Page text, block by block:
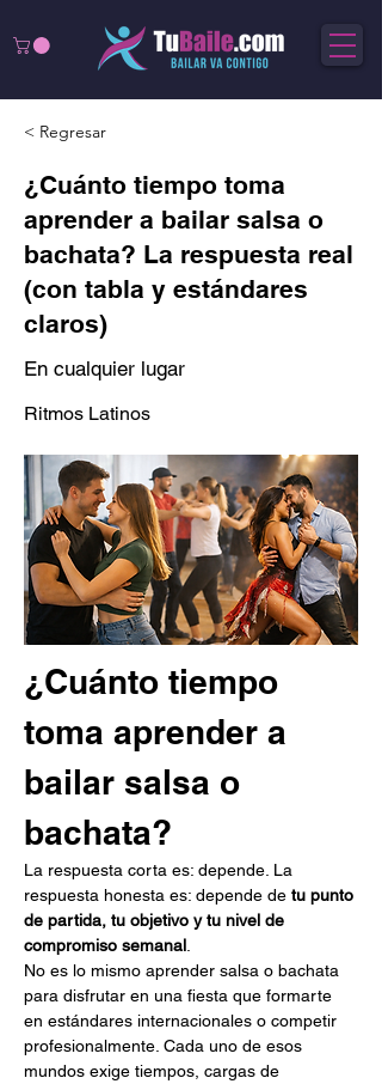
< Regresar
¿Cuánto tiempo toma
aprender a bailar salsa o
bachata? La respuesta real
(con tabla y estándares
claros)
En cualquier lugar
Ritmos Latinos
¿Cuánto tiempo
toma aprender a
bailar salsa o
bachata?
La respuesta corta es: depende. La
respuesta honesta es: depende de tu punto
de partida, tu objetivo y tu nivel de
compromiso semanal
No es lo mismo aprender salsa o bachata
para disfrutar en una fiesta que formarte
en estándares internacionales o competir
profesionalmente. Cada uno de esos
mundos exige tiempos, cargas de